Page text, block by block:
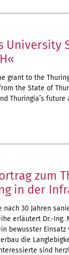
University
grant to the
the State of
Thuringia’s future
zum
in der
30 Jahren
erläutert Dr.-Ing.
bewusster Einsatz
die
sind